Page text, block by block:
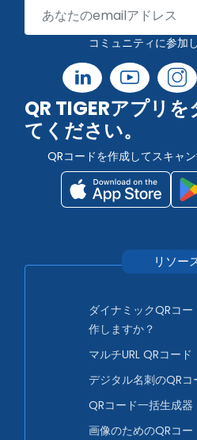
コミュニティに参加
QR TIGERアプリ
てください。
QRコードを作成してスキャ
リソー
ダイナミックQRコ
作しますか？
マルチURL QRコード
デジタル名刺のQRコ
QRコード一括生成器
画像のためのQRコ